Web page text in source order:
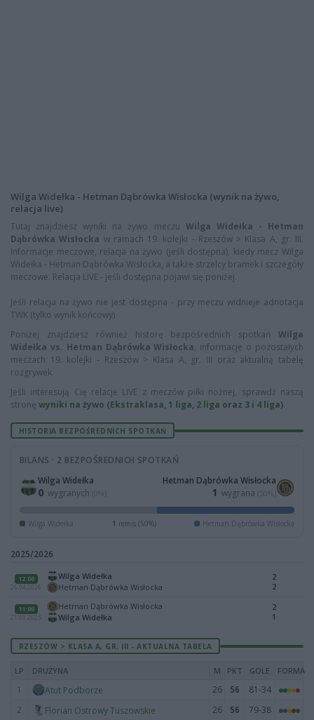
Wilga Widełka - Hetman Dąbrówka Wisłocka (wynik na żywo,
relacja live)
Tutaj znajdziesz wyniki na żywo meczu Wilga Widełka - Hetman
Dąbrówka Wisłocka w ramach 19. kolejki - Rzeszów > Klasa A, gr. III.
Informacje meczowe, relacja na żywo (jeśli dostępna), kiedy mecz Wilga
Widełka - Hetman Dąbrówka Wisłocka, a także strzelcy bramek i szczegóły
meczowe. Relacja LIVE - jeśli dostępna pojawi się poniżej.
Jeśli relacja na żywo nie jest dostępna - przy meczu widnieje adnotacja
TWK (tylko wynik końcowy)
Poniżej znajdziesz również historę bezpośrednich spotkań Wilga
Widełka vs. Hetman Dąbrówka Wisłocka, informacje o pozostałych
meczach 19. kolejki - Rzeszów > Klasa A, gr. III oraz aktualną tabelę
rozgrywek.
Jeśli interesują Cię relacje LIVE z meczów piłki nożnej, sprawdź naszą
stronę wyniki na żywo (Ekstraklasa, 1 liga, 2 liga oraz 3 i 4 liga).
HISTORIA BEZPOŚREDNICH SPOTKAŃ
BILANS · 2 BEZPOŚREDNICH SPOTKAŃ
Wilga Widełka
0 wygranych (0%)
Hetman Dąbrówka Wisłocka
1 wygrana (50%)
Wilga Widełka 1 remis (50%) Hetman Dąbrówka Wisłocka
2025/2026
12:00
26.04.2026
Wilga Widełka
Hetman Dąbrówka Wisłocka
2
2
11:00
21.09.2025
Hetman Dąbrówka Wisłocka
Wilga Widełka
2
1
RZESZÓW > KLASA A, GR. III - AKTUALNA TABELA
LP DRUŻYNA M PKT GOLE FORMA
1 Atut Podborze 26 56
81-34
2
Florian Ostrowy Tuszowskie 26 56
79-38